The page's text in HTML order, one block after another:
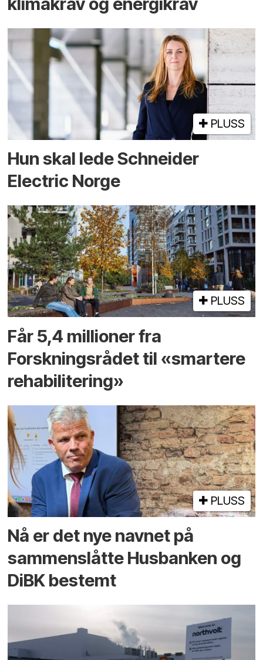
PLUSS
Hun skal lede Schneider
Electric Norge
PLUSS
Får 5,4 millioner fra
Forskningsrådet til «smartere
rehabilitering»
PLUSS
Nå er det nye navnet på
sammenslåtte Husbanken og
DiBK bestemt